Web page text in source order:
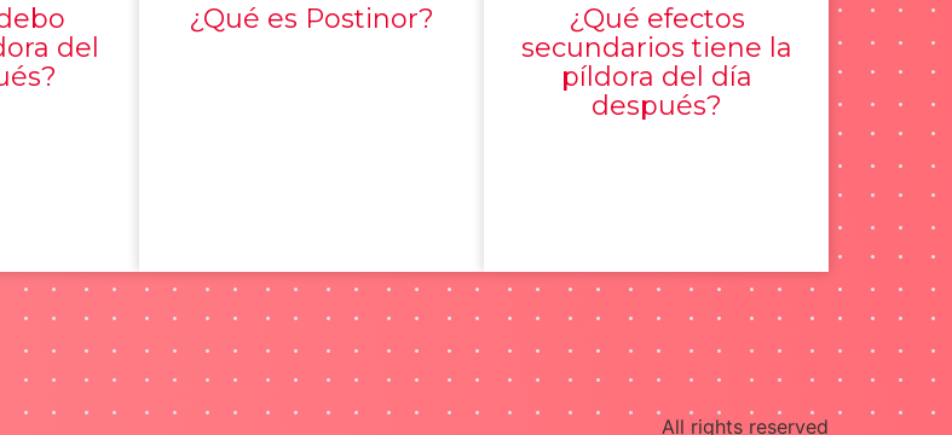
del
¿Qué es Postinor?
¿Qué efectos
secundarios tiene la
píldora del día
después?
All rights reserved